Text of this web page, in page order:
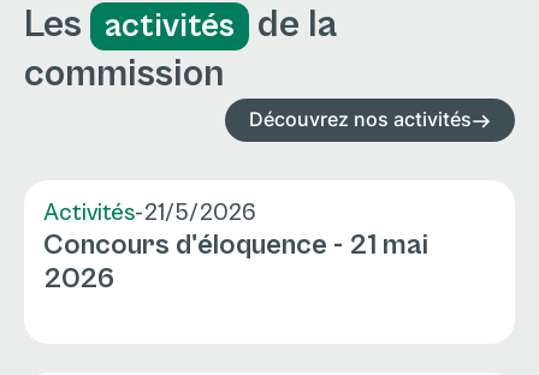
Les activités
de la
commission
Découvrez nos activités
Activités-21/5/2026
Concours d'éloquence - 21 mai
2026